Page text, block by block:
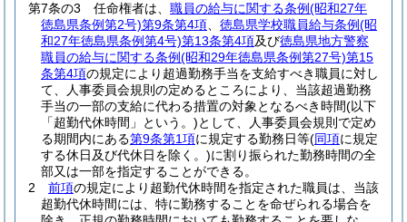
第7条の3
任命権者は、 職員の給与に関する条例(昭和27年
徳島県条例第2号)第9条第4項 徳島県学校職員給与条例(昭
和27年徳島県条例第4号)第13条第4項及び徳島県地方警察
職員の給与に関する条例(昭和29年徳島県条例第27号)第15
条第4項の規定により超過勤務手当を支給すべき職員に対し
て、人事委員会規則の定めるところにより、当該超過勤務
手当の一部の支給に代わる措置の対象となるべき時間(以下
「超勤代休時間」という。)として、人事委員会規則で定め
る期間内にある第9条第1項に規定する勤務日等(同項に規定
する休日及び代休日を除く。)に割り振られた勤務時間の全
部又は一部を指定することができる。
2
前項の規定により超勤代休時間を指定された職員は、当該
超勤代休時間には、特に勤務することを命ぜられる場合を